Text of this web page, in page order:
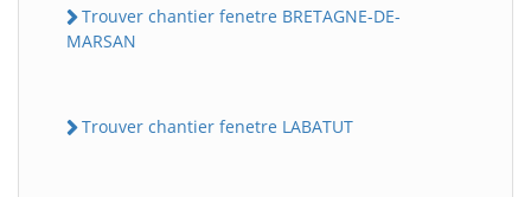
Trouver chantier fenetre BRETAGNE-DE-
MARSAN
Trouver chantier fenetre LABATUT